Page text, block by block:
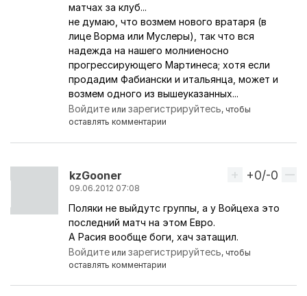
матчах за клуб...
не думаю, что возмем нового вратаря (в
лице Ворма или Муслеры), так что вся
надежда на нашего молниеносно
прогрессирующего Мартинеса; хотя если
продадим Фабиански и итальянца, может и
возмем одного из вышеуказанных...
Войдите илизарегистрируйтесь, чтобы
оставлять комментарии
kzGooner
09.06.2012 07:08
Вверх
+0/-0
Поляки не выйдутс группы, а у Войцеха это
последний матч на этом Евро.
А Расия вообще боги, хач затащил.
Войдите илизарегистрируйтесь, чтобы
оставлять комментарии